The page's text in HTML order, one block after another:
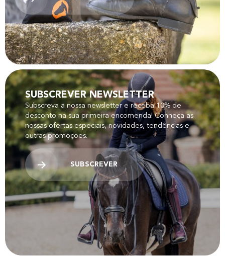
SUBSCREVER NEWSLETTER
Subscreva a nossa newsletter e receba 10% de
desconto na sua primeira encomenda! Conheça as
nossas ofertas especiais, novidades, tendências e
outras promoções.
SUBSCREVER